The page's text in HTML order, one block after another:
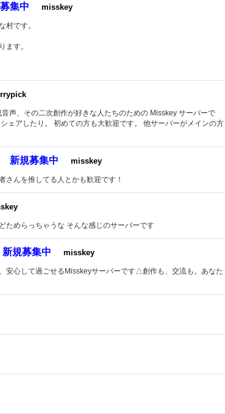
集中 misskey
村です。
ます。
声、その二次創作が好きな人たちのための Misskey サーバーで
ェアしたり。 初めての方も大歓迎です。 他サーバーがメインの方
新規募集中 misskey
さんを推してる人とかも歓迎です！
ためらっちゃうな そんな感じのサーバーです
規募集中 misskey
安心して過ごせるMisskeyサーバーです△創作も、交流も。あなた